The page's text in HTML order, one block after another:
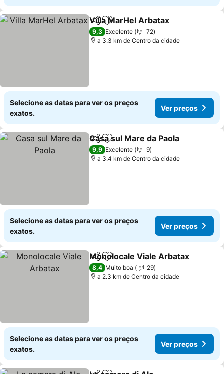
PartilharAdicionar aos favoritos
Villa MarHel Arbatax
9,3 Excelente
72
a 3.3 km de Centro da cidade
Selecione as datas para ver os preços
exatos.
Ver preços
PartilharAdicionar aos favoritos
Casa sul Mare da Paola
9,9 Excelente
9
a 3.4 km de Centro da cidade
Selecione as datas para ver os preços
exatos.
Ver preços
PartilharAdicionar aos favoritos
Monolocale Viale Arbatax
8,4 Muito boa
29
a 2.3 km de Centro da cidade
Selecione as datas para ver os preços
exatos.
Ver preços